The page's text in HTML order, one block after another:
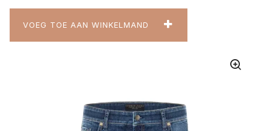
VOEG TOE AAN WINKELMAND